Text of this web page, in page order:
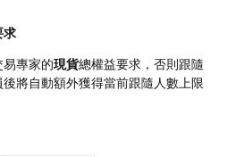
求
專家的現貨總權益要求，否則跟隨
將自動額外獲得當前跟隨人數上限